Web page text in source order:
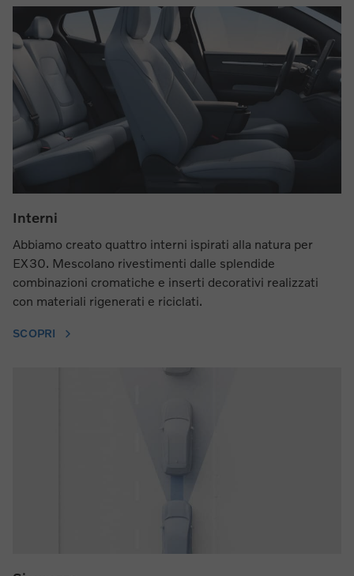
Interni
Abbiamo creato quattro interni ispirati alla natura per
EX30. Mescolano rivestimenti dalle splendide
combinazioni cromatiche e inserti decorativi realizzati
con materiali rigenerati e riciclati.
SCOPRI